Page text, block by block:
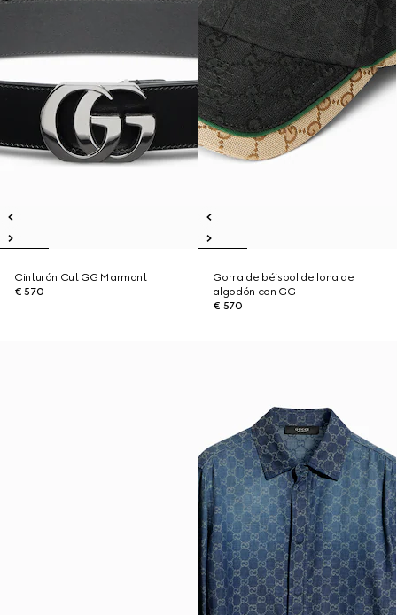
Cinturón Cut GG Marmont
€ 570
Gorra de béisbol de lona de
algodón con GG
€ 570